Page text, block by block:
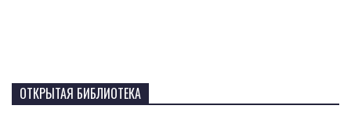
ОТКРЫТАЯ БИБЛИОТЕКА